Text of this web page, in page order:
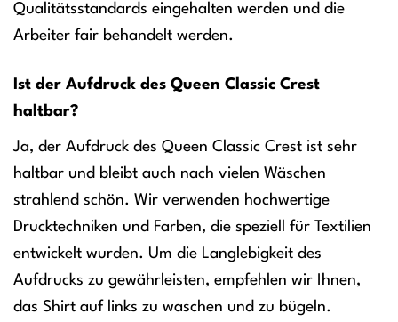
Qualitätsstandards eingehalten werden und die
Arbeiter fair behandelt werden.
Ist der Aufdruck des Queen Classic Crest
haltbar?
Ja, der Aufdruck des Queen Classic Crest ist sehr
haltbar und bleibt auch nach vielen Wäschen
strahlend schön. Wir verwenden hochwertige
Drucktechniken und Farben, die speziell für Textilien
entwickelt wurden. Um die Langlebigkeit des
Aufdrucks zu gewährleisten, empfehlen wir Ihnen,
das Shirt auf links zu waschen und zu bügeln.